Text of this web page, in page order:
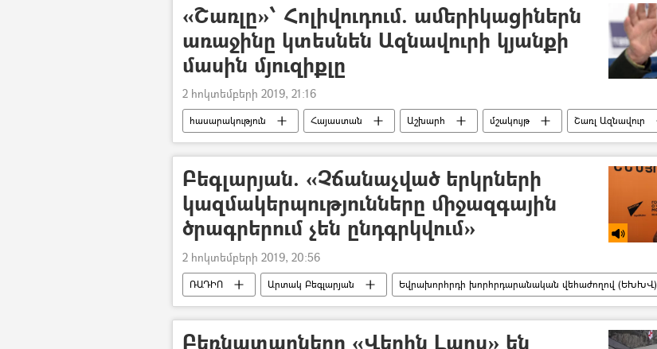
«Շառլը»՝ Հոլիվուդում. ամերիկացիներն
առաջինը կտեսնեն Ազնավուրի կյանքի
մասին մյուզիքլը
2 հոկտեմբերի 2019, 21:16
հասարակություն Հայաստան Աշխարհ մշակույթ
Շառլ Ազնավուր
մյուզիքլ
Հոլիվուդ ԱՄՆ
Բեգլարյան. «Չճանաչված երկրների
կազմակերպությունները միջազգային
ծրագրերում չեն ընդգրկվում»
2 հոկտեմբերի 2019, 20:56
ՌԱԴԻՈ Արտակ Բեգլարյան Եվրախորհրդի խորհրդարանական վեհաժողով (ԵԽԽՎ)
Բեռնատարները «Վերին Լարս» են